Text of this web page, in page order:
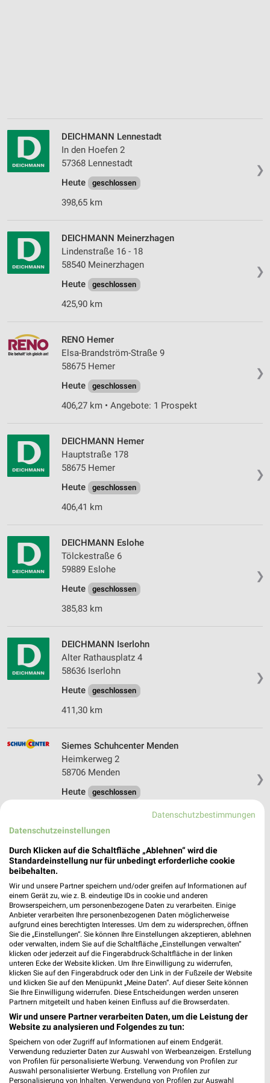
❯
DEICHMANN Lennestadt
In den Hoefen 2
57368 Lennestadt
Heute
geschlossen
398,65 km
❯
DEICHMANN Meinerzhagen
Lindenstraße 16 - 18
58540 Meinerzhagen
Heute
geschlossen
425,90 km
❯
RENO Hemer
Elsa-Brandström-Straße 9
58675 Hemer
Heute
geschlossen
406,27 km • Angebote: 1 Prospekt
❯
DEICHMANN Hemer
Hauptstraße 178
58675 Hemer
Heute
geschlossen
406,41 km
❯
DEICHMANN Eslohe
Tölckestraße 6
59889 Eslohe
Heute
geschlossen
385,83 km
❯
DEICHMANN Iserlohn
Alter Rathausplatz 4
58636 Iserlohn
Heute
geschlossen
411,30 km
❯
Siemes Schuhcenter Menden
Heimkerweg 2
58706 Menden
Heute
geschlossen
SIEMES Schuhcenter Menden
Untere Promenade 2
402,82 km
DEICHMANN Halver
Bahnhofstraße 30
58553 Halver
Heute geschlossen
431,47 km
DEICHMANN Hagen
Auf dem Lölfert 50
58119 Hagen
Heute geschlossen
Datenschutzbestimmungen
Datenschutzeinstellungen
Durch Klicken auf die Schaltfläche „Ablehnen“ wird die
Standardeinstellung nur für unbedingt erforderliche cookie
beibehalten.
Wir und unsere Partner speichern und/oder greifen auf Informationen auf
einem Gerät zu, wie z. B. eindeutige IDs in cookie und anderen
Browserspeichern, um personenbezogene Daten zu verarbeiten. Einige
Anbieter verarbeiten Ihre personenbezogenen Daten möglicherweise
aufgrund eines berechtigten Interesses. Um dem zu widersprechen, öffnen
Sie die „Einstellungen“. Sie können Ihre Einstellungen akzeptieren, ablehnen
oder verwalten, indem Sie auf die Schaltfläche „Einstellungen verwalten“
klicken oder jederzeit auf die Fingerabdruck-Schaltfläche in der linken
unteren Ecke der Website klicken. Um Ihre Einwilligung zu widerrufen,
klicken Sie auf den Fingerabdruck oder den Link in der Fußzeile der Website
und klicken Sie auf den Menüpunkt „Meine Daten“. Auf dieser Seite können
Sie Ihre Einwilligung widerrufen. Diese Entscheidungen werden unseren
Partnern mitgeteilt und haben keinen Einfluss auf die Browserdaten.
Wir und unsere Partner verarbeiten Daten, um die Leistung der
Website zu analysieren und Folgendes zu tun:
Speichern von oder Zugriff auf Informationen auf einem Endgerät.
Verwendung reduzierter Daten zur Auswahl von Werbeanzeigen. Erstellung
von Profilen für personalisierte Werbung. Verwendung von Profilen zur
Auswahl personalisierter Werbung. Erstellung von Profilen zur
Personalisierung von Inhalten. Verwendung von Profilen zur Auswahl